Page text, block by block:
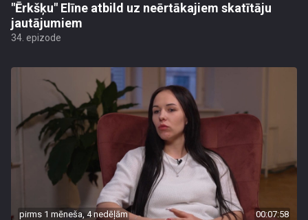
"Ērkšķu" Elīne atbild uz neērtākajiem skatītāju
jautājumiem
34. epizode
pirms 1 mēneša, 4 nedēļām 00:07:58